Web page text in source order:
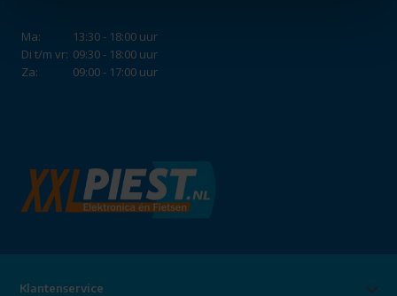
Ma:
13:30 - 18:00 uur
Di t/m vr: 09:30 - 18:00 uur
Za:
09:00 - 17:00 uur
Klantenservice